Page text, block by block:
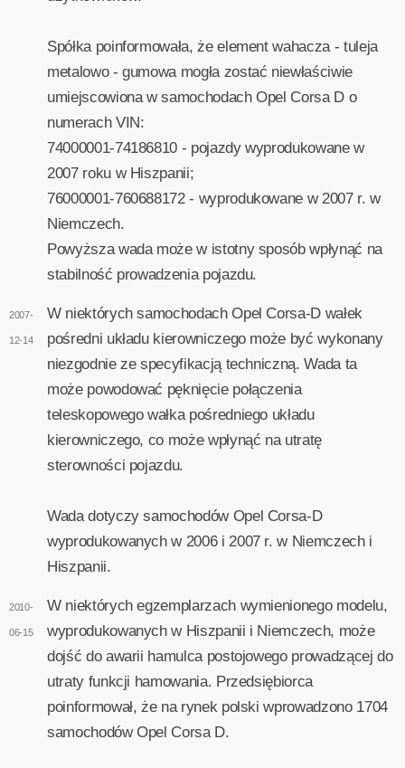
Spółka poinformowała, że element wahacza - tuleja
metalowo - gumowa mogła zostać niewłaściwie
umiejscowiona w samochodach Opel Corsa D o
numerach VIN:
74000001-74186810 - pojazdy wyprodukowane w
2007 roku w Hiszpanii;
76000001-760688172 - wyprodukowane w 2007 r. w
Niemczech.
Powyższa wada może w istotny sposób wpłynąć na
stabilność prowadzenia pojazdu.
2007-
12-14
W niektórych samochodach Opel Corsa-D wałek
pośredni układu kierowniczego może być wykonany
niezgodnie ze specyfikacją techniczną. Wada ta
może powodować pęknięcie połączenia
teleskopowego wałka pośredniego układu
kierowniczego, co może wpłynąć na utratę
sterowności pojazdu.
Wada dotyczy samochodów Opel Corsa-D
wyprodukowanych w 2006 i 2007 r. w Niemczech i
Hiszpanii.
2010-
06-15
W niektórych egzemplarzach wymienionego modelu,
wyprodukowanych w Hiszpanii i Niemczech, może
dojść do awarii hamulca postojowego prowadzącej do
utraty funkcji hamowania. Przedsiębiorca
poinformował, że na rynek polski wprowadzono 1704
samochodów Opel Corsa D.